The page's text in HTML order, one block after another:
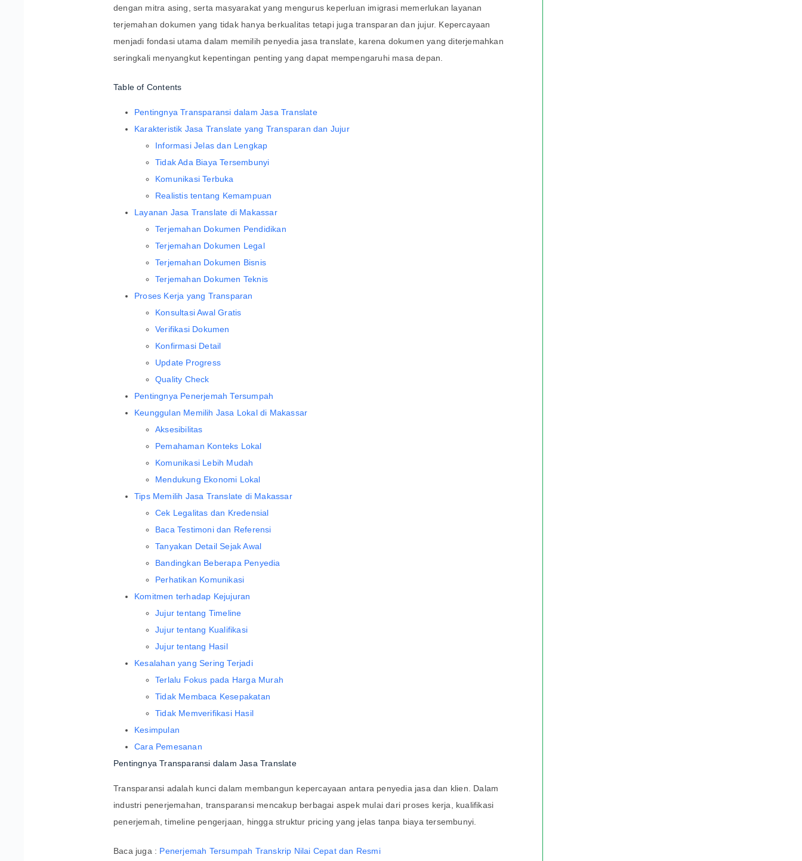
dengan mitra asing, serta masyarakat yang mengurus keperluan imigrasi memerlukan layanan
terjemahan dokumen yang tidak hanya berkualitas tetapi juga transparan dan jujur. Kepercayaan
menjadi fondasi utama dalam memilih penyedia jasa translate, karena dokumen yang diterjemahkan
seringkali menyangkut kepentingan penting yang dapat mempengaruhi masa depan.
Table of Contents
Pentingnya Transparansi dalam Jasa Translate
Karakteristik Jasa Translate yang Transparan dan Jujur
Informasi Jelas dan Lengkap
Tidak Ada Biaya Tersembunyi
Komunikasi Terbuka
Realistis tentang Kemampuan
Layanan Jasa Translate di Makassar
Terjemahan Dokumen Pendidikan
Terjemahan Dokumen Legal
Terjemahan Dokumen Bisnis
Terjemahan Dokumen Teknis
Proses Kerja yang Transparan
Konsultasi Awal Gratis
Verifikasi Dokumen
Konfirmasi Detail
Update Progress
Quality Check
Pentingnya Penerjemah Tersumpah
Keunggulan Memilih Jasa Lokal di Makassar
Aksesibilitas
Pemahaman Konteks Lokal
Komunikasi Lebih Mudah
Mendukung Ekonomi Lokal
Tips Memilih Jasa Translate di Makassar
Cek Legalitas dan Kredensial
Baca Testimoni dan Referensi
Tanyakan Detail Sejak Awal
Bandingkan Beberapa Penyedia
Perhatikan Komunikasi
Komitmen terhadap Kejujuran
Jujur tentang Timeline
Jujur tentang Kualifikasi
Jujur tentang Hasil
Kesalahan yang Sering Terjadi
Terlalu Fokus pada Harga Murah
Tidak Membaca Kesepakatan
Tidak Memverifikasi Hasil
Kesimpulan
Cara Pemesanan
Pentingnya Transparansi dalam Jasa Translate
Transparansi adalah kunci dalam membangun kepercayaan antara penyedia jasa dan klien. Dalam
industri penerjemahan, transparansi mencakup berbagai aspek mulai dari proses kerja, kualifikasi
penerjemah, timeline pengerjaan, hingga struktur pricing yang jelas tanpa biaya tersembunyi.
Baca juga : Penerjemah Tersumpah Transkrip Nilai Cepat dan Resmi